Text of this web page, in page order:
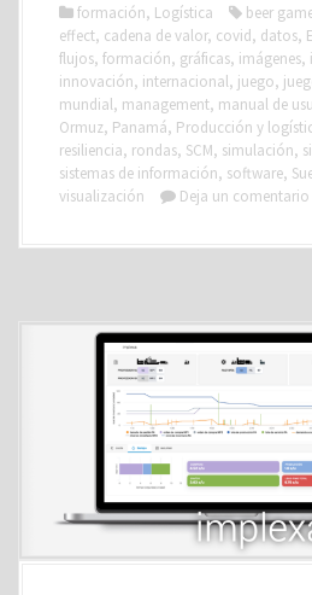
formación, Logística beer
effect, cadena de valor, covid, datos,
flujos, formación, gráficas, imágenes,
innovación, internacional, juego,
mundial, management, manual de
Ormuz, Panamá, Producción y
resiliencia, rondas, SCM, simulación,
sistemas de información, software,
visualización
Deja un comentario